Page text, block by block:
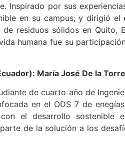
Inspirado por sus
en su campus; y dirigió
residuos sólidos en Quito,
humana fue su
María José De la Torre
de cuarto año de
en el ODS 7 de
el desarrollo
de la solución a los